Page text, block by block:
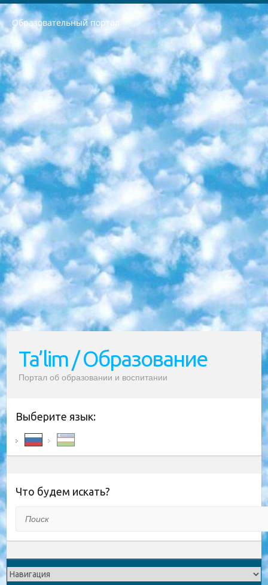
Образовательный портал
РЕСПУБЛИКА УЗБЕКИСТАН МИНИСТРЕРСТВО ДОШКОЛЬНОГО И ШКОЛЬНОГО ОБРАЗОВАНИЯ КОМАНДА в общеобразовательных учреждениях в 2023-2024 учебном году организация и проведение итоговой государственной аттестации обучающихся о Министра дошкольного и школьного образования Республики Узбекистан от 4 марта 2008 года (постановлением Минюста от 20 марта 2008 года № 1778 государственной регистрации) «Итоговое состояние учащихся общего среднего образования на основании положения об утверждении положения об аттестации общего среднего образования выпускной экзамен студентов в образовательных учреждениях в 2023-2024 учебном году В целях организации и прохождения аттестации приказываю: 1. Следующее: перечень предметов, по которым будет проводиться итоговая государственная аттестация и экзамен формы перевода согласно приложению 1; сертификаты международного образца, оценивающие уровень владения иностранными языками перечень согласно приложению 2; 2. Педагогический при специализированных образовательных учреждениях. научно-практический центр квалификации и международной оценки (Д.Давидова) 2024 г. До 25 марта: задания по предметам, по которым будет проводиться итоговая аттестация разработка и утверждение технических условий; итоговая аттестация на основании разработанного предметного задания разработка вопросов по предметам (устно и письменно), экзамен передача; общеобразовательные средние школы и специальные учебные заведения учащиеся выпускных классов школ и интернатов в агентской системе подготовка базы данных экзаменационных материалов и критериев оценки; перевод базы экзаменационных материалов на все языки обучения подать в Республиканский образовательный центр для изготовления; варианты экзаменов на основе разработанных контрольных материалов пусть будут поставлены задачи формирования. 3. Республиканский образовательный центр (Ш.Худайкулов) до 5 апреля 2024 года. до: база данных предоставленных экзаменационных материалов на все языки обучения перевод и экспертиза; для слепых, слабовидящих, глухих, слабослышащих и умственно отсталых детей учащиеся выпускных классов специализированных школ и школ-интернатов база данных экзаменационных материалов на всех преподаваемых языках подготовка критериев оценки; специализированные школы для умственно отсталых детей и технологии для учащихся выпускных классов школ-интернатов разработка соответствующих рекомендаций и критериев проведения ЕГЭ по естествознанию давать задания. 4. Педагогический при специализированных образовательных учреждениях. Научно-практический центр навыков и международной оценки (Д.Давидова), Республика образовательный центр (Худайкулов Ш.) итоговый государственный аттестационный экзамен ориентирован на творческое и логическое мышление при подготовке базы материалов учитывать введение заданий. 5. Следует отметить, что: сертификат государственного образца о знании общеобразовательного предмета и как минимум национальный уровень B1 по предметам на иностранных языках, указанным в Приложении 2. или международно признанный сертификат эквивалентного уровня студенты, изучающие определенный предмет, освобождаются от экзамена; по соответствующим предметам запланирована итоговая государственная аттестация за день до дня, путем жеребьевки Рабочей группой (в письменной форме по предметам, проводимым в форме) из числа сформированных вариантов выбрано 2 варианта; 2 выбранных варианта экзамена анонсированы на официальном сайте министерства и все выпускники по всей стране на основе этих вариантов проводит итоговую государственную аттестацию. 6. Государственное образование учащихся средних общеобразовательных учреждений. знания в соответствии с квалификационными требованиями, которые необходимо приобрести на основании стандартов итоговый (выпускной) контроль для 9 и 11 классов в целях тестирования Экзамены (далее – экзамены) состоят из предметов, перечисленных в приложении 1. будет сделано. 7. Экзамены пройдут с 26 мая по 15 июня 2024 г. (кроме науки физического воспитания). 8. Физическая для учащихся 9 классов общесредних образовательных учреждений. Экзамены по предмету «Образование, квалификация медицина» 1-6 мая 2024 года. сотрудники перевести под присмотр (с отклонениями в физическом или умственном развитии) специализированная школа для детей, школы-интернаты и со сколиозом школы-интернаты санаторного типа для больных детей исключены). 9. Он был слепым, слабовидящим и имел нарушения опорно-двигательного аппарата. экзамены в специализированных школах и интернатах для детей должны проводиться исходя из требований, предъявляемых к общеобразовательным учреждениям (физкультура кроме науки). 10. Специализированная школа для глухих и слабослышащих детей. и экзамены в интернатах и быть реализован в виде письменного теста по математике. 11. Специальность для умственно отсталых детей. Для 9 класса Родной язык и литературное письмо Государственный язык (язык обучения – узбекский). для неклассов) написано Математическое письмо Письменная/устная история Узбекистана Физическое воспитание практично Итоговый контроль Для 11 класса Написание родного языка и литературы (эссе) Математическое письмо Узбекский язык (обучение на узбекском языке) не посещающее общее среднее образование для учреждений)/Образовательное учреждение выбор письменный и устный Иностранный язык письменный/устный Письменная/устная история Узбекистана *По выбору студента:  Химия  Физика  Основы государственного права  География 10 бесплатных образовательных ресурсов - Мы составили подборку онлайн-проектов с интерактивными упражнениями, видеолекциями и статьями. Они помогут вам обрести новые и освежить старые знания бесплатно. 1. «ИНТУИТ» Старейшая образовательная площадка Рунета. Здесь вы найдёте сотни текстовых и видеокурсов на десятки различных тем — от программирования до психологии. Многие курсы подготовлены российскими университетами и крупными международными компаниями вроде Intel и Microsoft. Самостоятельное обучение бесплатное, но желающие могут оплатить услуги персональных наставников. 2. «Смартия» знакомит с актуальными профессиями и подсказывает, как им обучаться. Выбрав заинтересовавшую вас специальность — SMM-специалист, фотограф, веб-дизайнер или другую, — увидите список необходимых для неё умений. Чтобы вы могли освоить их самостоятельно, для каждого умения площадка отображает подборку ссылок на учебные материалы. Хотя «Смартия» ориентируется на русскоязычную аудиторию, часть контента всё же доступна только на английском. 3. «Лекторий Физтеха» Проект Московского физико-технического института (Физтеха). С его помощью вы можете смотреть онлайн серии лекций, записанные на видео в этом вузе. В числе доступных предметов — физика, биология, химия, информационные технологии и другие. К некоторым лекциям администрация ресурса прилагает готовые конспекты, которые можно скачивать в PDF-формате. 4. ITMOcourses Онлайн-площадка Санкт-Петербургского национального исследовательского университета информационных технологий, механики и оптики (ИТМО). Ресурс предоставляет свободный доступ к курсам, разработанным в этом вузе. Каталог материалов разбит на четыре категории: «Оптические системы и технологии», «Приборостроение и робототехника», «Информационные технологии» и «Биотехнологии». Курсы состоят из видеолекций, интерактивных демонстраций и заданий. 5. «КиберЛенинка» Электронная научная библиотека открытого доступа. Каталог площадки регулярно обрастает текстами статей из различных научных изданий. Сгруппированные по журналам и рубрикам публикации можно читать онлайн или скачивать целиком в PDF-формате. Проект нацелен на популяризацию науки за счёт открытого доступа к качественной информации. 6. «ПостНаука» На этом ресурсе публикуют подборки видеолекций, составленные экспертами из разных отраслей и объединённые общими темами. Среди них, к примеру, есть серии «Биоинформатика и геномика», «Культура средневековой Скандинавии» и Cinema Studies о теории кино. Каждая подборка лекций — логически связанная история, рассказанная экспертом от первого лица. Кроме того, на сайте появляются научно-образовательные статьи и тесты на разные темы. 7. «Newочём» Команда проекта «Newочём» отбирает самые интересные тексты из англоязычных СМИ и переводит те из них, за которые голосуют участники сообщества «ВКонтакте». По большей части это научно-популярные статьи. Редакторы придумывают лишь заголовки, в остальном содержание переводов соответствует оригиналам. Полные тексты можно читать прямо в социальной сети. 8. InternetUrok Онлайн-база материалов по основным дисциплинам школьной программы. Информация на сайте структурирована по классам, предметам и темам (урокам). Каждый урок состоит из видеолекций и конспектов. Есть также интерактивные тренажёры и тесты для закрепления пройденного материала. Даже если вы давно окончили школу, возможность повторить программу старших классов всегда может пригодиться. 9. Edutainme Ещё один ресурс об образовании. В отличие от Newtonew, как мне кажется, Edutainme больше ориентируется на представителей индустрии: педагогов, предпринимателей, разработчиков образовательных проектов. Но и любой, кто просто стремится к саморазвитию, найдёт на сайте много полезного и интересного для себя. Например, информацию о новых курсах и образовательных сервисах. 10. Newtonew Онлайн-медиа об образовании и обучении в широком смысле. Авторы Newtonew пишут об инструментах, заведениях, тактиках и стратегиях, которые помогают учить других и получать новые знания самостоятельно. На этой площадке вы найдёте новости, обзоры, аналитические мат
Ta’lim / Образование
Портал об образовании и воспитании
Выберите язык:
Что будем искать?